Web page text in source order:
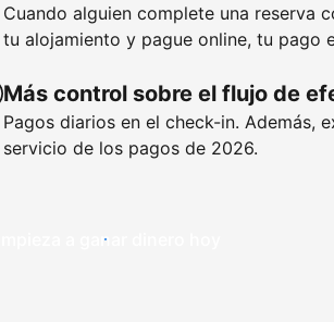
Cuando alguien complete una reserva
tu alojamiento y pague online, tu pago
Más control sobre el flujo de
Pagos diarios en el check-in. Además,
servicio de los pagos de 2026.
Empieza a ganar dinero hoy